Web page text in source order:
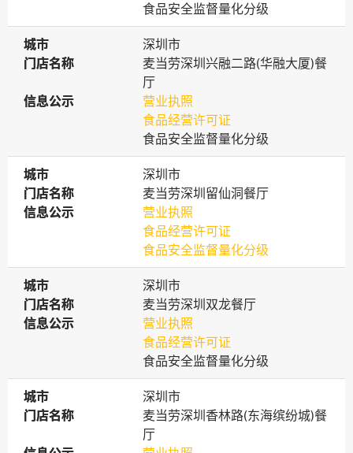
食品安全监督量化分级
城市
城市
深圳市
门店名称
门店名称
麦当劳深圳兴融二路(华融大厦)餐
厅
信息公示
信息公示
营业执照
食品经营许可证
食品安全监督量化分级
城市
城市
深圳市
门店名称
门店名称
麦当劳深圳留仙洞餐厅
信息公示
信息公示
营业执照
食品经营许可证
食品安全监督量化分级
城市
城市
深圳市
门店名称
门店名称
麦当劳深圳双龙餐厅
信息公示
信息公示
营业执照
食品经营许可证
食品安全监督量化分级
城市
城市
深圳市
门店名称
门店名称
麦当劳深圳香林路(东海缤纷城)餐
厅